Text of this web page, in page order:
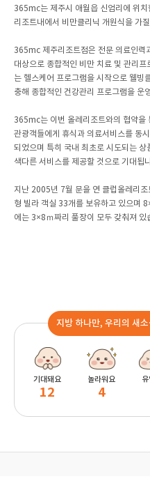
365mc는 제주시 애월읍 신엄리에 위
리조트내에서 비만클리닉 개원식을 가
365mc 제주리조트점은 전문 의료인력
대상으로 종합적인 비만 치료 및 관리
는 헬스케어 프로그램을 시작으로 웰빙
충해 종합적인 건강관리 프로그램을 운
365mc는 이번 올레리조트와의 협약을
관광객들에게 휴식과 의료서비스를 동
되었으며 특히 국내 최초로 시도되는 상
색다른 서비스를 제공할 것으로 기대됩
지난 2005년 7월 문을 연 클럽올레리
형 빌라 객실 33개를 보유하고 있으며
에는 3×8ｍ짜리 풀장이 모두 갖춰져 있
지방 하나만, 우리의 새
기대돼요
12
놀라워요
4